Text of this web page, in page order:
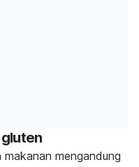
mengandung